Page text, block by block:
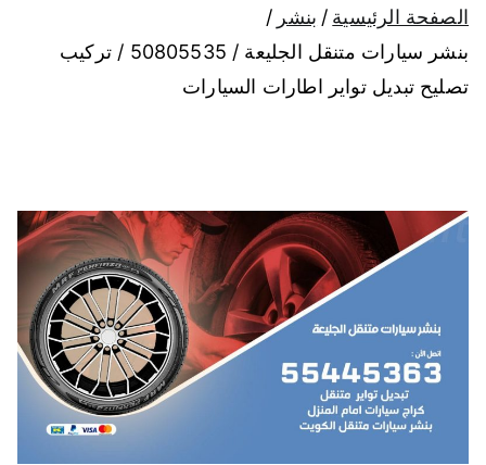
الصفحة الرئيسية
بنشر
بنشر سيارات متنقل الجليعة / 50805535 / تركيب
تصليح تبديل تواير اطارات السيارات